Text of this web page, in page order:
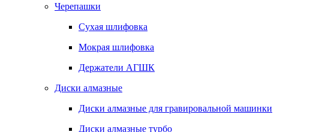
Черепашки
Сухая шлифовка
Мокрая шлифовка
Держатели АГШК
Диски алмазные
Диски алмазные для гравировальной машинки
Диски алмазные турбо